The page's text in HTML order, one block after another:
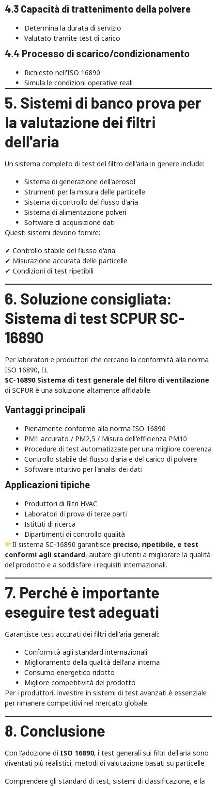
4.3 Capacità di trattenimento della polvere
Determina la durata di servizio
Valutato tramite test di carico
4.4 Processo di scarico/condizionamento
Richiesto nell'ISO 16890
Simula le condizioni operative reali
5. Sistemi di banco prova per
la valutazione dei filtri
dell'aria
Un sistema completo di test del filtro dell'aria in genere include:
Sistema di generazione dell'aerosol
Strumenti per la misura delle particelle
Sistema di controllo del flusso d'aria
Sistema di alimentazione polveri
Software di acquisizione dati
Questi sistemi devono fornire:
✔ Controllo stabile del flusso d'aria
✔ Misurazione accurata delle particelle
✔ Condizioni di test ripetibili
6. Soluzione consigliata:
Sistema di test SCPUR SC-
16890
Per laboratori e produttori che cercano la conformità alla norma
ISO 16890, IL
SC-16890 Sistema di test generale del filtro di ventilazione
di SCPUR è una soluzione altamente affidabile.
Vantaggi principali
Pienamente conforme alla norma ISO 16890
PM1 accurato / PM2,5 / Misura dell'efficienza PM10
Procedure di test automatizzate per una migliore coerenza
Controllo stabile del flusso d'aria e del carico di polvere
Software intuitivo per l'analisi dei dati
Applicazioni tipiche
Produttori di filtri HVAC
Laboratori di prova di terze parti
Istituti di ricerca
Dipartimenti di controllo qualità
Il sistema SC-16890 garantisce preciso, ripetibile, e test
conformi agli standard, aiutare gli utenti a migliorare la qualità
del prodotto e a soddisfare i requisiti internazionali.
7. Perché è importante
eseguire test adeguati
Garantisce test accurati dei filtri dell'aria generali:
Conformità agli standard internazionali
Miglioramento della qualità dell'aria interna
Consumo energetico ridotto
Migliore competitività del prodotto
Per i produttori, investire in sistemi di test avanzati è essenziale
per rimanere competitivi nel mercato globale.
8. Conclusione
Con l'adozione di ISO 16890, i test generali sui filtri dell'aria sono
diventati più realistici, metodi di valutazione basati su particelle.
Comprendere gli standard di test, sistemi di classificazione, e la